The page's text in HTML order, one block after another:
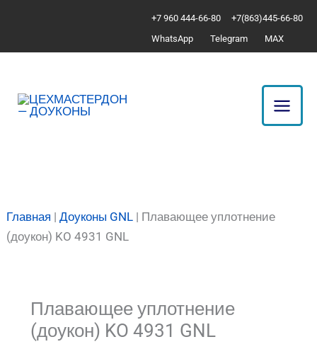
содержимому
+7 960 444-66-80
+7(863)445-66-80
WhatsApp
Telegram MAX
Главная |Доуконы GNL | Плавающее уплотнение
(доукон) KO 4931 GNL
Плавающее уплотнение
(доукон) KO 4931 GNL
Плавающее
KO